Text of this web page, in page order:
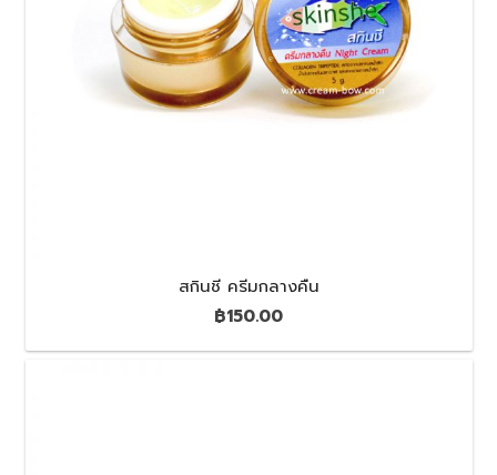
สกินชี ครีมกลางคืน
฿150.00